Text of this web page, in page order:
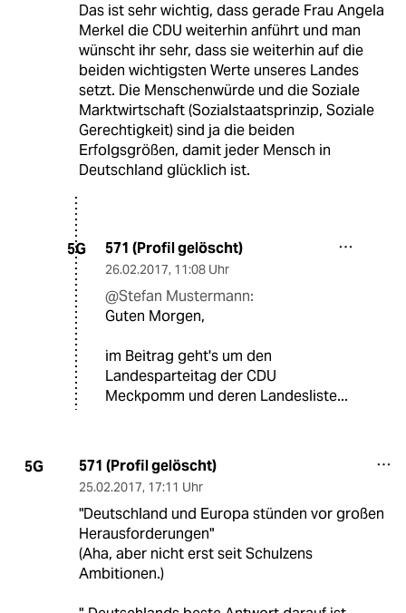
Das ist sehr wichtig, dass gerade Frau Angela
Merkel die CDU weiterhin anführt und man
wünscht ihr sehr, dass sie weiterhin auf die
beiden wichtigsten Werte unseres Landes
setzt. Die Menschenwürde und die Soziale
Marktwirtschaft (Sozialstaatsprinzip, Soziale
Gerechtigkeit) sind ja die beiden
Erfolgsgrößen, damit jeder Mensch in
Deutschland glücklich ist.
5G 571 (Profil gelöscht)
26.02.2017, 11:08 Uhr
@Stefan Mustermann:
Guten Morgen,
im Beitrag geht's um den
Landesparteitag der CDU
Meckpomm und deren Landesliste...
5G 571 (Profil gelöscht)
25.02.2017, 17:11 Uhr
"Deutschland und Europa stünden vor großen
Herausforderungen"
(Aha, aber nicht erst seit Schulzens
Ambitionen.)